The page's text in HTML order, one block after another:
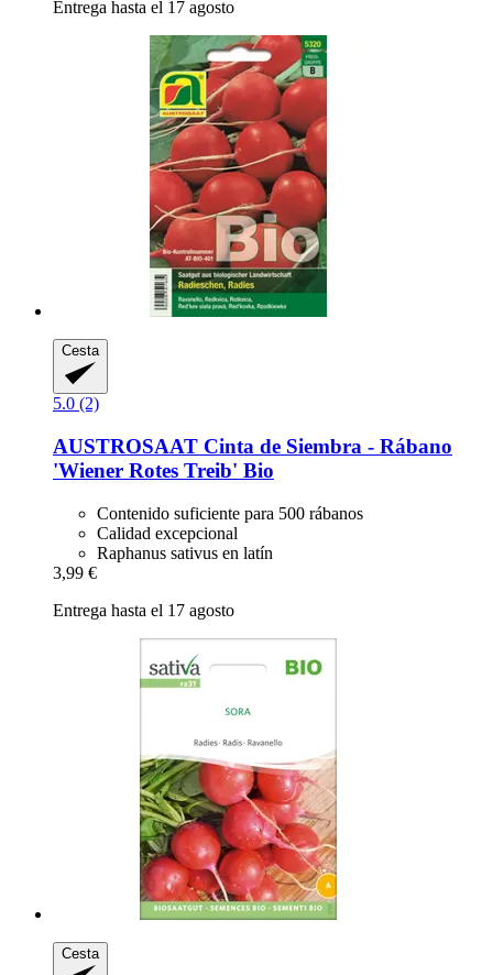
Entrega hasta el 17 agosto
Cesta
5.0 (2)
AUSTROSAAT Cinta de Siembra -​ Rábano
'Wiener Rotes Treib' Bio
Contenido suficiente para 500 rábanos
Calidad excepcional
Raphanus sativus en latín
3,99 €
Entrega hasta el 17 agosto
Cesta